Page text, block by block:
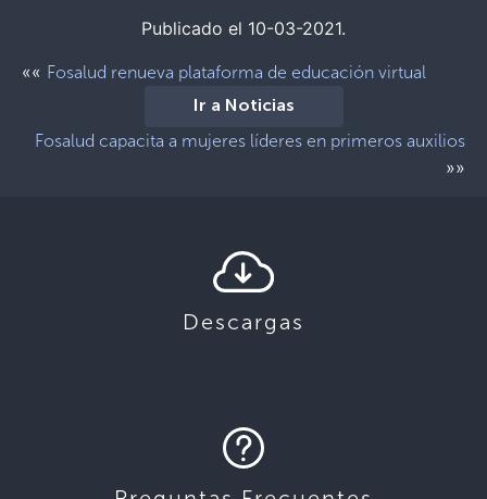
Publicado el 10-03-2021.
«« Fosalud renueva plataforma de educación virtual
Ir a Noticias
Fosalud capacita a mujeres líderes en primeros auxilios
»»
Descargas